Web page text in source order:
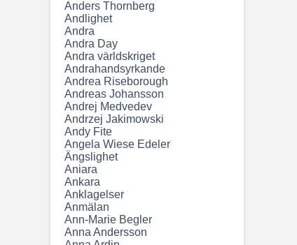
Anders Thornberg
Andlighet
Andra
Andra Day
Andra världskriget
Andrahandsyrkande
Andrea Riseborough
Andreas Johansson
Andrej Medvedev
Andrzej Jakimowski
Andy Fite
Angela Wiese Edeler
Ängslighet
Aniara
Ankara
Anklagelser
Anmälan
Ann-Marie Begler
Anna Andersson